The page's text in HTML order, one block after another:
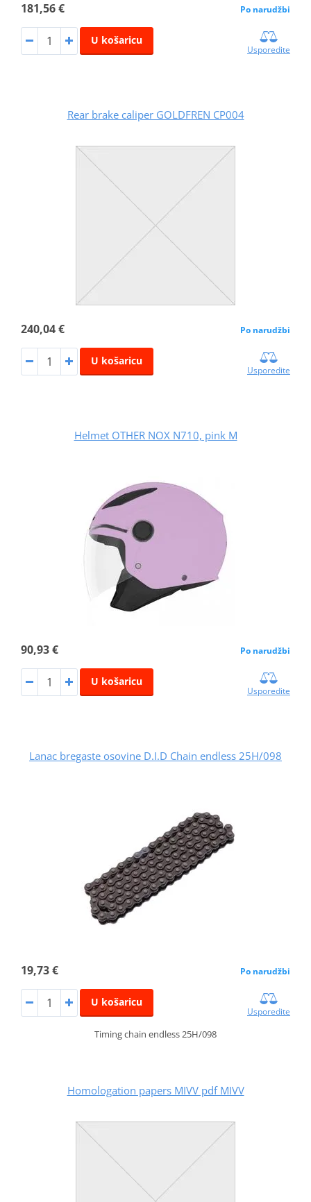
181,56 € Po narudžbi
U košaricu
Usporedite
Rear brake caliper GOLDFREN CP004
240,04 € Po narudžbi
U košaricu
Usporedite
Helmet OTHER NOX N710, pink M
90,93 € Po narudžbi
U košaricu
Usporedite
Lanac bregaste osovine D.I.D Chain endless 25H/098
19,73 € Po narudžbi
U košaricu
Usporedite
Timing chain endless 25H/098
Homologation papers MIVV pdf MIVV